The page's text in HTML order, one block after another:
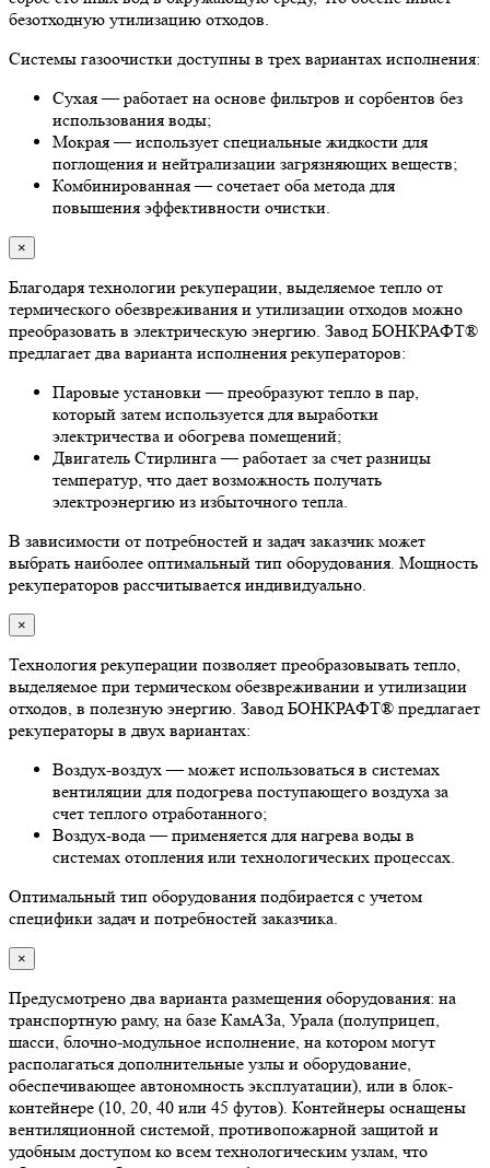
безотходную утилизацию отходов.
Системы газоочистки доступны в трех вариантах исполнения:
Сухая — работает на основе фильтров и сорбентов без
использования воды;
Мокрая — использует специальные жидкости для
поглощения и нейтрализации загрязняющих веществ;
Комбинированная — сочетает оба метода для
повышения эффективности очистки.
×
Благодаря технологии рекуперации, выделяемое тепло от
термического обезвреживания и утилизации отходов можно
преобразовать в электрическую энергию. Завод БОНКРАФТ®
предлагает два варианта исполнения рекуператоров:
Паровые установки — преобразуют тепло в пар,
который затем используется для выработки
электричества и обогрева помещений;
Двигатель Стирлинга — работает за счет разницы
температур, что дает возможность получать
электроэнергию из избыточного тепла.
В зависимости от потребностей и задач заказчик может
выбрать наиболее оптимальный тип оборудования. Мощность
рекуператоров рассчитывается индивидуально.
×
Технология рекуперации позволяет преобразовывать тепло,
выделяемое при термическом обезвреживании и утилизации
отходов, в полезную энергию. Завод БОНКРАФТ® предлагает
рекуператоры в двух вариантах:
Воздух-воздух — может использоваться в системах
вентиляции для подогрева поступающего воздуха за
счет теплого отработанного;
Воздух-вода — применяется для нагрева воды в
системах отопления или технологических процессах.
Оптимальный тип оборудования подбирается с учетом
специфики задач и потребностей заказчика.
×
Предусмотрено два варианта размещения оборудования: на
транспортную раму, на базе КамАЗа, Урала (полуприцеп,
шасси, блочно-модульное исполнение, на котором могут
располагаться дополнительные узлы и оборудование,
обеспечивающее автономность эксплуатации), или в блок-
контейнере (10, 20, 40 или 45 футов). Контейнеры оснащены
вентиляционной системой, противопожарной защитой и
удобным доступом ко всем технологическим узлам, что